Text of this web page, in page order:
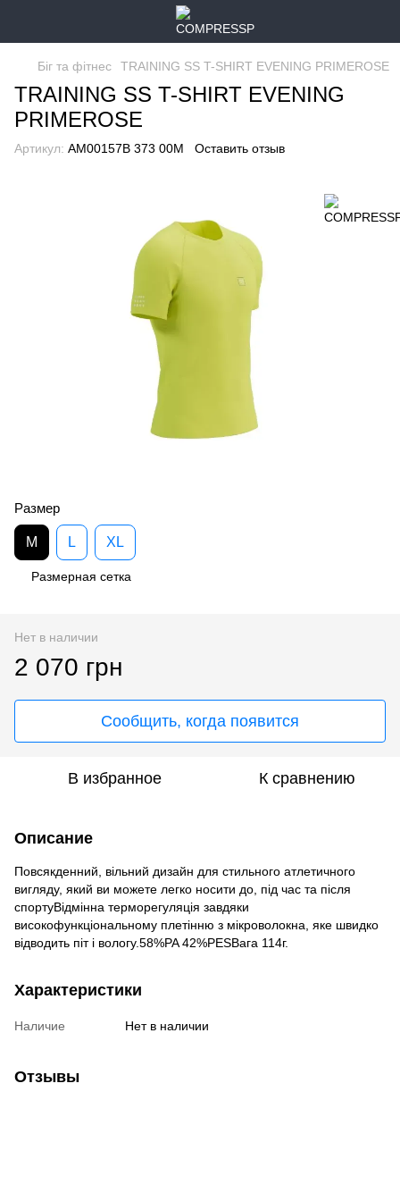
Біг та фітнес TRAINING SS T-SHIRT EVENING PRIMEROSE
TRAINING SS T-SHIRT EVENING
PRIMEROSE
Артикул: AM00157B 373 00M Оставить отзыв
Размер
M L XL
Размерная сетка
Нет в наличии
2 070 грн
Сообщить, когда появится
В избранное К сравнению
Описание
Повсякденний, вільний дизайн для стильного атлетичного
вигляду, який ви можете легко носити до, під час та після
спортуВідмінна терморегуляція завдяки
високофункціональному плетінню з мікроволокна, яке швидко
відводить піт і вологу.58%PA 42%PESВага 114г.
Характеристики
Наличие Нет в наличии
Отзывы